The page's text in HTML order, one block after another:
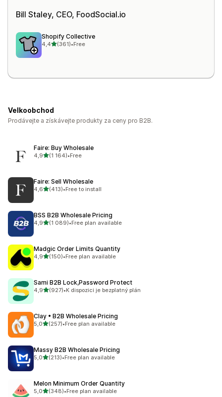
Bill Staley, CEO, FoodSocial.io
Shopify Collective
4,4z 5 hvězd
(361)
Celkový počet recenzí: 361
•Free
Velkoobchod
Prodávejte a získávejte produkty za ceny pro B2B.
Faire: Buy Wholesale
4,9z 5 hvězd
(1 164)
Celkový počet recenzí: 1164
•Free
Faire: Sell Wholesale
4,6z 5 hvězd
(413)
Celkový počet recenzí: 413
•Free to install
BSS B2B Wholesale Pricing
4,9z 5 hvězd
(1 089)
Celkový počet recenzí: 1089
•Free plan available
Madgic Order Limits Quantity
4,9z 5 hvězd
(150)
Celkový počet recenzí: 150
•Free plan available
Sami B2B Lock,Password Protect
4,9z 5 hvězd
(927)
Celkový počet recenzí: 927
•K dispozici je bezplatný plán
Clay • B2B Wholesale Pricing
5,0z 5 hvězd
(257)
Celkový počet recenzí: 257
•Free plan available
Massy B2B Wholesale Pricing
5,0z 5 hvězd
(213)
Celkový počet recenzí: 213
•Free plan available
Melon Minimum Order Quantity
5,0z 5 hvězd
(348)
Celkový počet recenzí: 348
•Free plan available